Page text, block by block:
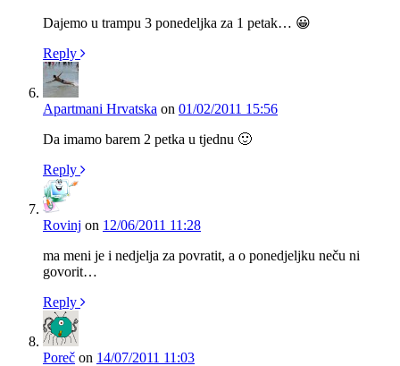
Dajemo u trampu 3 ponedeljka za 1 petak… 😀
Reply
Apartmani Hrvatska on 01/02/2011 15:56
Da imamo barem 2 petka u tjednu 🙂
Reply
Rovinj on 12/06/2011 11:28
ma meni je i nedjelja za povratit, a o ponedjeljku neču ni
govorit…
Reply
Poreč on 14/07/2011 11:03